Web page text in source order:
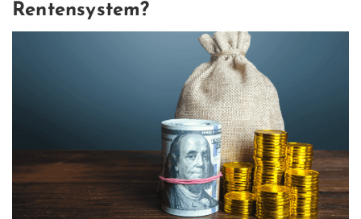
Rentensystem?